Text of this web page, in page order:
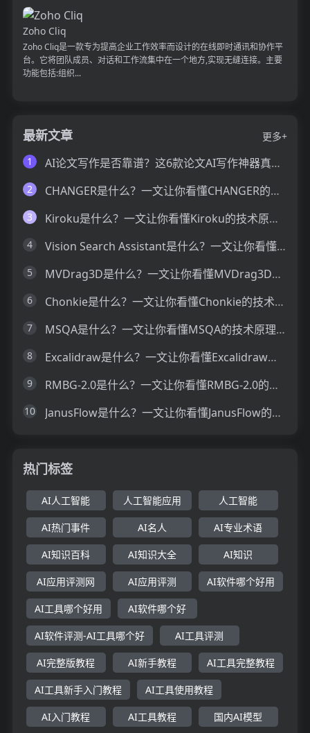
Zoho Cliq
Zoho Cliq是一款专为提高企业工作效率而设计的在线即时通讯和协作平
台。它将团队成员、对话和工作流集中在一个地方,实现无缝连接。主要
功能包括:组织...
最新文章
更多+
1
AI论文写作是否靠谱？这6款论文AI写作神器真的可以让你效率翻倍
2 CHANGER是什么？一文让你看懂CHANGER的技术原理、主要功能、应用场景
3 Kiroku是什么？一文让你看懂Kiroku的技术原理、主要功能、应用场景
4 Vision Search Assistant是什么？一文让你看懂Vision Search Assistant的技术原理、主要功能、应用场景
5 MVDrag3D是什么？一文让你看懂MVDrag3D的技术原理、主要功能、应用场景
6 Chonkie是什么？一文让你看懂Chonkie的技术原理、主要功能、应用场景
7 MSQA是什么？一文让你看懂MSQA的技术原理、主要功能、应用场景
8 Excalidraw是什么？一文让你看懂Excalidraw的技术原理、主要功能、应用场景
9 RMBG-2.0是什么？一文让你看懂RMBG-2.0的技术原理、主要功能、应用场景
10 JanusFlow是什么？一文让你看懂JanusFlow的技术原理、主要功能、应用场景
热门标签
AI人工智能 人工智能应用 人工智能
AI热门事件 AI名人 AI专业术语
AI知识百科 AI知识大全 AI知识
AI应用评测网 AI应用评测 AI软件哪个好用
AI工具哪个好用 AI软件哪个好
AI软件评测-AI工具哪个好 AI工具评测
AI完整版教程 AI新手教程 AI工具完整教程
AI工具新手入门教程 AI工具使用教程
AI入门教程 AI工具教程 国内AI模型